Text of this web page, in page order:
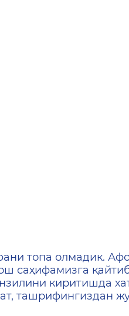
топа олмадик.
саҳифамизга
киритишда
ташрифингиздан